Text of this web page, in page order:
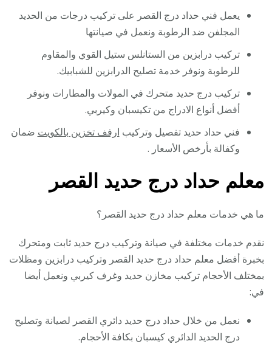
يعمل فني حداد درج القصر على تركيب درجات من الحديد
المجلفن ضد الرطوبة ونعمل في صيانتها
تركيب درابزين من الستانلس ستيل القوي والمقاوم
للرطوبة ونوفر خدمة تصليح الدرابزين للشبابيك.
تركيب درج حديد متحرك في المولات والمطارات ونوفر
أفضل أنواع الادراج من تكيسبان وكيربي.
فني حداد حديد تفصيل وتركيب ارفف تخزين بالكويت ضمان
وكفالة بأرخص الأسعار .
معلم حداد درج حديد القصر
ما هي خدمات معلم حداد درج حديد القصر؟
نقدم خدمات مختلفة في صيانة وتركيب درج حديد ثابت ومتحرك
بخبرة أفضل معلم حداد درج حديد القصر وتركيب درابزين ومظلات
بمختلف الأحجام تركيب مخازن حديد وغرف كيربي ونعمل أيضا
في:
نعمل من خلال حداد درج حديد دائري القصر لصيانة وتصليح
درج الحديد الدائري كيسبان بكافة الأحجام.